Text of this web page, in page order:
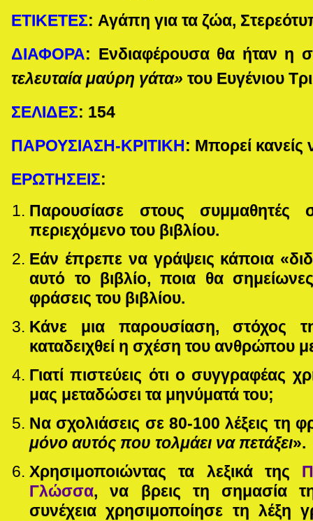
ΕΤΙΚΕΤΕΣ:Αγάπη για τα ζώα,
ΔΙΑΦΟΡΑ: Ενδιαφέρουσα θα ήταν η
τελευταία μαύρη γάτα»του Ευγένιου
ΣΕΛΙΔΕΣ: 154
ΠΑΡΟΥΣΙΑΣΗ-ΚΡΙΤΙΚΗ: Μπορεί κανείς
ΕΡΩΤΗΣΕΙΣ:
Παρουσίασε στους
περιεχόμενο του βιβλίου.
Εάν έπρεπε να γράψεις κάποια
αυτό το βιβλίο, ποια θα
φράσεις του βιβλίου.
Κάνε μια παρουσίαση, στόχος
καταδειχθεί η σχέση του ανθρώπου
Γιατί πιστεύεις ότι ο συγγραφέας
μας μεταδώσει τα μηνύματά του;
Να σχολιάσεις σε 80-100 λέξεις τη
μόνο αυτός που τολμάει να πετάξει».
Χρησιμοποιώντας τα λεξικά της
Γλώσσα, να βρεις τη σημασία
συνέχεια χρησιμοποίησε τη λέξη